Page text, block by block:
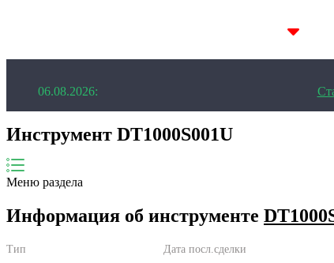
1D 14.11%
06.08.2026:
Инструмент DT1000S001U
Меню раздела
Информация об инструменте
Тип Дата посл.сделки